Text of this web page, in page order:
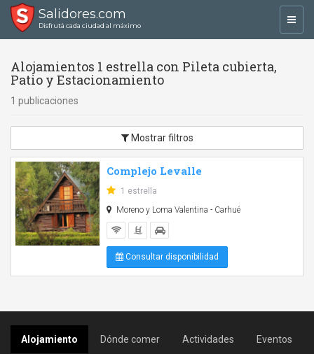
Salidores.com
Disfrutá cada ciudad al máximo
Alojamientos 1 estrella con Pileta cubierta,
Patio y Estacionamiento
1 publicaciones
Mostrar filtros
Complejo Levalle
1 estrella
Moreno y Loma Valentina - Carhué
Consultar disponibilidad
Alojamiento Dónde comer Actividades Eventos